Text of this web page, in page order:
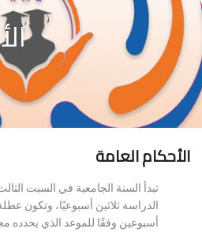
الأحكام العامة
تبدأ السنة الجامعية في السبت
الدراسة ثلاثين أسبوعيًا، وتكون
أسبوعين وفقًا للموعد الذي